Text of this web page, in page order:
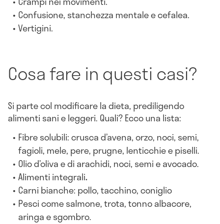
Confusione, stanchezza mentale e cefalea.
Vertigini.
Cosa fare in questi casi?
Si parte col modificare la dieta, prediligendo
alimenti sani e leggeri. Quali? Ecco una lista:
Fibre solubili: crusca d’avena, orzo, noci, semi,
fagioli, mele, pere, prugne, lenticchie e piselli.
Olio d’olivae di arachidi, noci, semi e avocado.
Alimenti integrali.
Carni bianche: pollo, tacchino, coniglio
Pescicome salmone, trota, tonno albacore,
aringa e sgombro.